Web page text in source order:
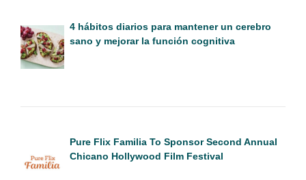
4 hábitos diarios para mantener un cerebro
sano y mejorar la función cognitiva
Pure Flix Familia To Sponsor Second Annual
Chicano Hollywood Film Festival